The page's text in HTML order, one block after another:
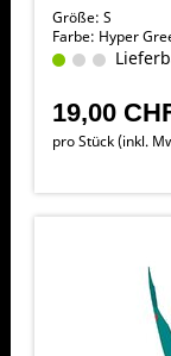
Größe: S
Farbe: Hyper
19,00
pro Stück (inkl.